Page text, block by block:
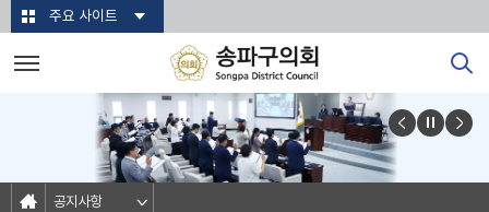
본문바로가기주요 사이트
공지사항